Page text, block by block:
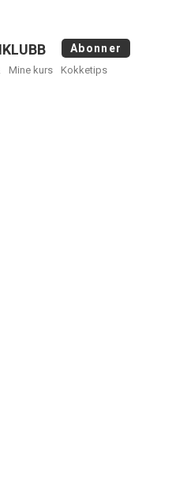
Abonner
Mine kurs Kokketips